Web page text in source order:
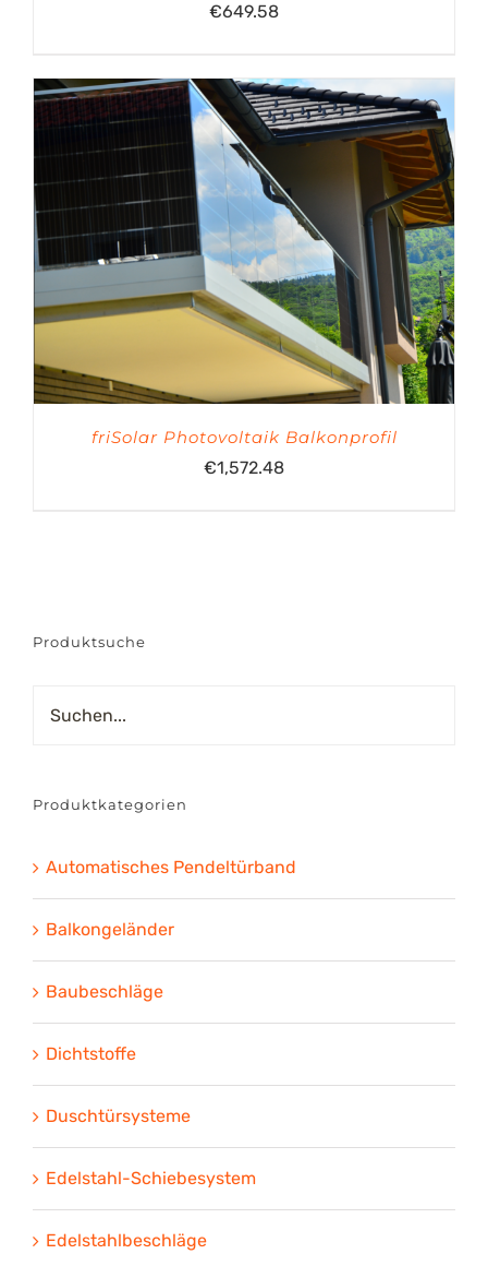
€649.58
friSolar Photovoltaik Balkonprofil
€1,572.48
Produktsuche
Produktkategorien
Automatisches Pendeltürband
Balkongeländer
Baubeschläge
Dichtstoffe
Duschtürsysteme
Edelstahl-Schiebesystem
Edelstahlbeschläge